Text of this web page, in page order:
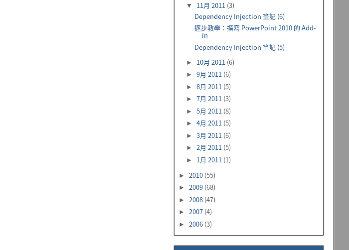
▼ 11月 2011 (3)
Dependency Injection 筆記 (6)
逐步教學：撰寫 PowerPoint 2010 的 Add-
in
Dependency Injection 筆記 (5)
► 10月 2011 (6)
►9月 2011 (6)
►8月 2011 (5)
►7月 2011 (3)
►5月 2011 (8)
►4月 2011 (5)
►3月 2011 (6)
►2月 2011 (5)
► 1月 2011 (1)
► 2010 (55)
► 2009 (68)
► 2008 (47)
► 2007 (4)
► 2006 (3)